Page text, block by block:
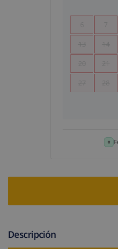
6 7
13 14
20 21
27 28
Descripción